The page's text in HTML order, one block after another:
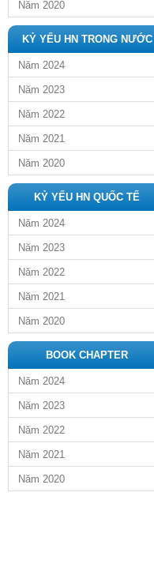
Năm 2020
KỶ YẾU HN TRONG NƯỚC
Năm 2024
Năm 2023
Năm 2022
Năm 2021
Năm 2020
KỶ YẾU HN QUỐC TẾ
Năm 2024
Năm 2023
Năm 2022
Năm 2021
Năm 2020
BOOK CHAPTER
Năm 2024
Năm 2023
Năm 2022
Năm 2021
Năm 2020